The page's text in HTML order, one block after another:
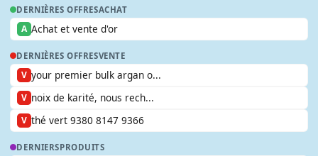
DERNIÈRES OFFRESACHAT
A Achat et vente d'or
DERNIÈRES OFFRESVENTE
V your premier bulk argan o...
V noix de karité, nous rech...
V thé vert 9380 8147 9366
DERNIERSPRODUITS